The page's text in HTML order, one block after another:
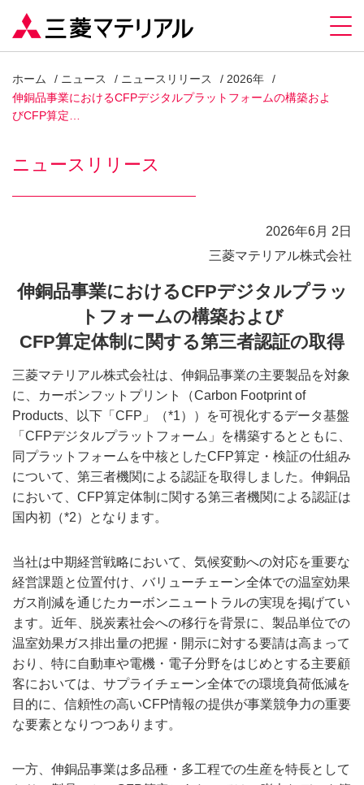
ホーム ニュース ニュースリリース
2026年
伸銅品事業におけるCFPデジタルプラットフォームの構築およ
びCFP算定…
ニュースリリース
2026年6月 2日
三菱マテリアル株式会社
伸銅品事業におけるCFPデジタルプラッ
トフォームの構築および
CFP算定体制に関する第三者認証の取得
三菱マテリアル株式会社は、伸銅品事業の主要製品を対象
に、カーボンフットプリント（Carbon Footprint of
Products、以下「CFP」（*1））を可視化するデータ基盤
「CFPデジタルプラットフォーム」を構築するとともに、
同プラットフォームを中核としたCFP算定・検証の仕組み
について、第三者機関による認証を取得しました。伸銅品
において、CFP算定体制に関する第三者機関による認証は
国内初（*2）となります。
当社は中期経営戦略において、気候変動への対応を重要な
経営課題と位置付け、バリューチェーン全体での温室効果
ガス削減を通じたカーボンニュートラルの実現を掲げてい
ます。近年、脱炭素社会への移行を背景に、製品単位での
温室効果ガス排出量の把握・開示に対する要請は高まって
おり、特に自動車や電機・電子分野をはじめとする主要顧
客においては、サプライチェーン全体での環境負荷低減を
目的に、信頼性の高いCFP情報の提供が事業競争力の重要
な要素となりつつあります。
一方、伸銅品事業は多品種・多工程での生産を特長として